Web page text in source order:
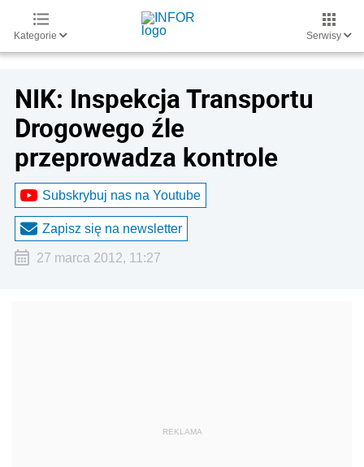
Kategorie Serwisy
NIK: Inspekcja Transportu
Drogowego źle
przeprowadza kontrole
Subskrybuj nas na Youtube
Zapisz się na newsletter
27 marca 2012, 11:27